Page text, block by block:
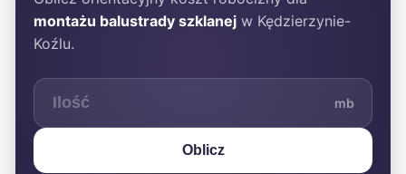
montażu balustrady szklanej w Kędzierzynie-
Koźlu.
mb
Oblicz